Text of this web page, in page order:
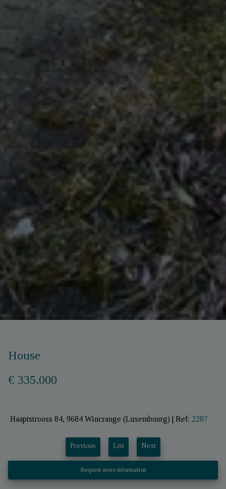
House
€ 335.000
Haaptstrooss 84, 9684 Wincrange (Luxembourg) Ref: 2207
Previous List Next
Request more information